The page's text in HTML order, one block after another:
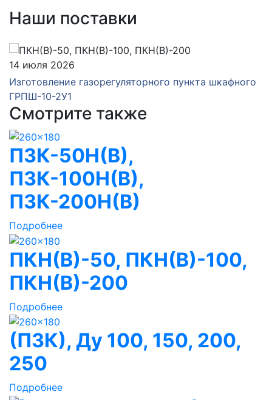
Наши поставки
14 июля 2026
Изготовление газорегуляторного пункта шкафного
ГРПШ-10-2У1
Смотрите также
ПЗК-50Н(В),
ПЗК-100Н(В),
ПЗК-200Н(В)
Подробнее
ПКН(В)-50, ПКН(В)-100,
ПКН(В)-200
Подробнее
(ПЗК), Ду 100, 150, 200,
250
Подробнее